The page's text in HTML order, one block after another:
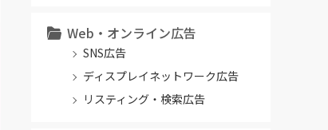
Web・オンライン広告
SNS広告
ディスプレイネットワーク広告
リスティング・検索広告